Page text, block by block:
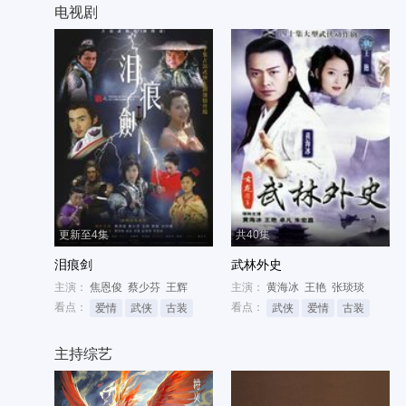
电视剧
更新至4集
泪痕剑
主演： 焦恩俊 蔡少芬 王辉
看点：
爱情 武侠 古装
共40集
武林外史
主演： 黄海冰 王艳 张琰琰
看点：
武侠 爱情 古装
主持综艺